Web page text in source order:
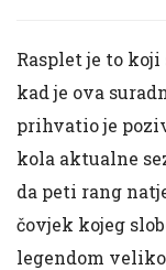
Rasplet je to
kad je ova
prihvatio je
kola aktualne
da peti rang
čovjek kojeg
legendom